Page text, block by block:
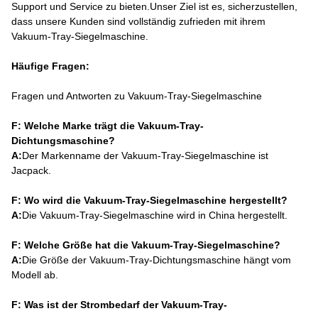
Support und Service zu bieten.Unser Ziel ist es, sicherzustellen,
dass unsere Kunden sind vollständig zufrieden mit ihrem
Vakuum-Tray-Siegelmaschine.
Häufige Fragen:
Fragen und Antworten zu Vakuum-Tray-Siegelmaschine
F: Welche Marke trägt die Vakuum-Tray-
Dichtungsmaschine?
A:Der Markenname der Vakuum-Tray-Siegelmaschine ist
Jacpack.
F: Wo wird die Vakuum-Tray-Siegelmaschine hergestellt?
A:Die Vakuum-Tray-Siegelmaschine wird in China hergestellt.
F: Welche Größe hat die Vakuum-Tray-Siegelmaschine?
A:Die Größe der Vakuum-Tray-Dichtungsmaschine hängt vom
Modell ab.
F: Was ist der Strombedarf der Vakuum-Tray-